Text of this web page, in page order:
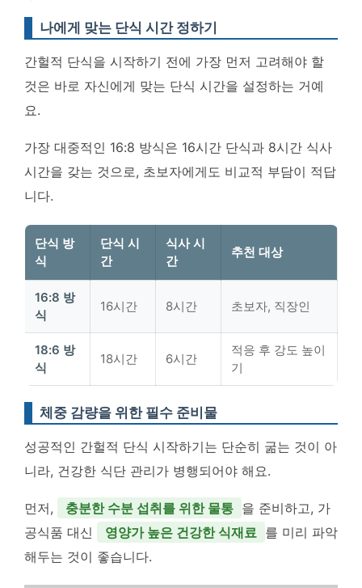
나에게 맞는 단식 시간 정하기
간헐적 단식을 시작하기 전에 가장 먼저 고려해야 할
것은 바로 자신에게 맞는 단식 시간을 설정하는 거예
요.
가장 대중적인 16:8 방식은 16시간 단식과 8시간 식사
시간을 갖는 것으로, 초보자에게도 비교적 부담이 적답
니다.
단식 방
식
단식 시
간
식사 시
간
추천 대상
16:8 방
식
16시간 8시간 초보자, 직장인
18:6 방
식
18시간 6시간
적응 후 강도 높이
기
체중 감량을 위한 필수 준비물
성공적인 간헐적 단식 시작하기는 단순히 굶는 것이 아
니라, 건강한 식단 관리가 병행되어야 해요.
먼저, 충분한 수분 섭취를 위한 물통 을 준비하고, 가
공식품 대신
영양가 높은 건강한 식재료 를 미리 파악
해두는 것이 좋습니다.